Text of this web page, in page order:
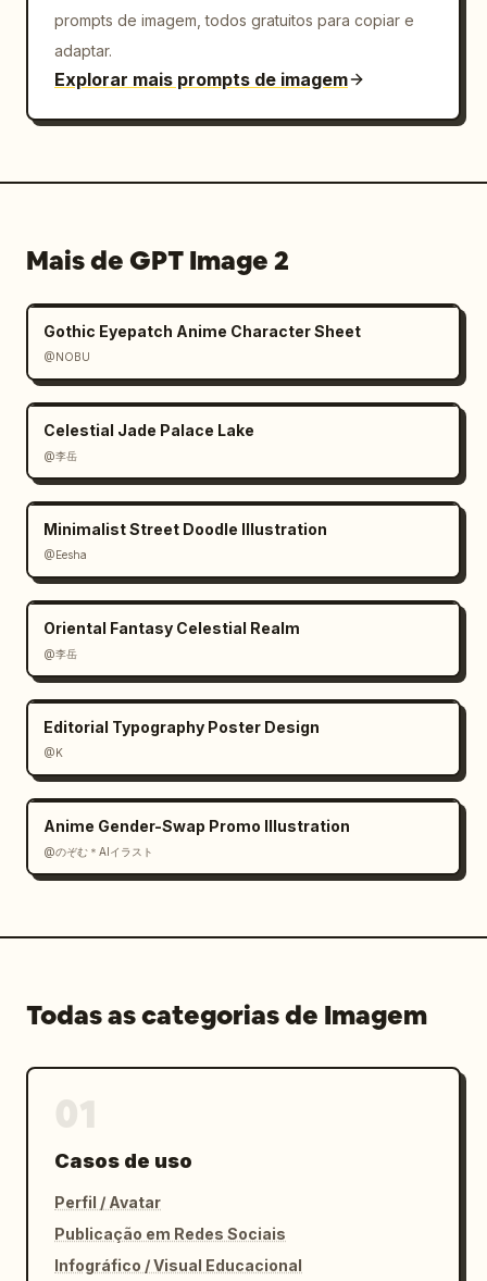
prompts de imagem, todos gratuitos para copiar e
adaptar.
Explorar mais prompts de imagem
Mais de GPT Image 2
Gothic Eyepatch Anime Character Sheet
@NOBU
Celestial Jade Palace Lake
@李岳
Minimalist Street Doodle Illustration
@Eesha
Oriental Fantasy Celestial Realm
@李岳
Editorial Typography Poster Design
@K
Anime Gender-Swap Promo Illustration
@のぞむ＊AIイラスト
Todas as categorias de Imagem
Casos de uso
Perfil / Avatar
Publicação em Redes Sociais
Infográfico / Visual Educacional